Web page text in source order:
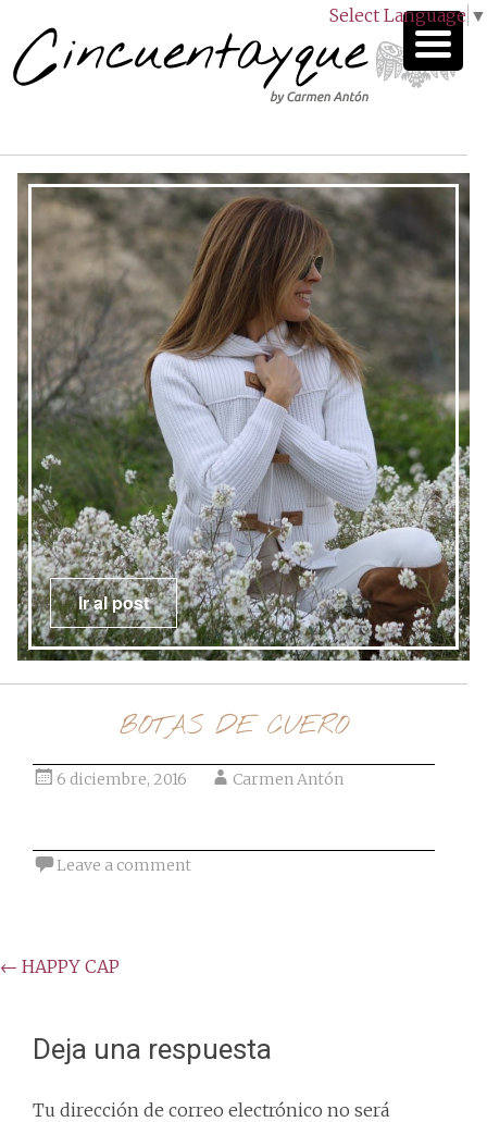
Select Language ▼
Ir al post
BOTAS DE CUERO
6 diciembre, 2016 Carmen Antón
Leave a comment
Post
← HAPPY CAP
Deja una respuesta
Tu dirección de correo electrónico no será